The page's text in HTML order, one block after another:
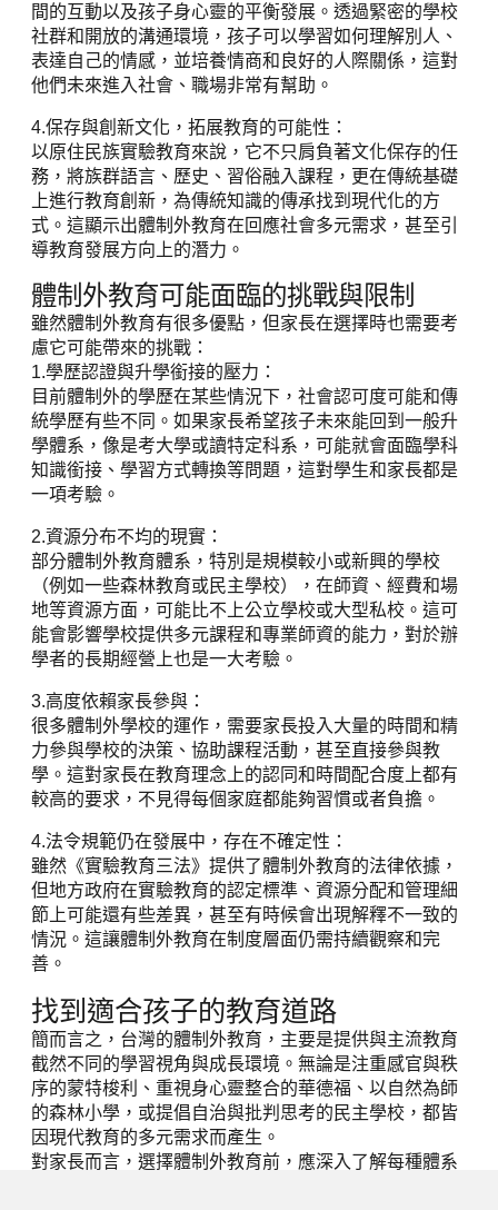
間的互動以及孩子身心靈的平衡發展。透過緊密的學校
社群和開放的溝通環境，孩子可以學習如何理解別人、
表達自己的情感，並培養情商和良好的人際關係，這對
他們未來進入社會、職場非常有幫助。
4.保存與創新文化，拓展教育的可能性：
以原住民族實驗教育來說，它不只肩負著文化保存的任
務，將族群語言、歷史、習俗融入課程，更在傳統基礎
上進行教育創新，為傳統知識的傳承找到現代化的方
式。這顯示出體制外教育在回應社會多元需求，甚至引
導教育發展方向上的潛力。
體制外教育可能面臨的挑戰與限制
雖然體制外教育有很多優點，但家長在選擇時也需要考
慮它可能帶來的挑戰：
1.學歷認證與升學銜接的壓力：
目前體制外的學歷在某些情況下，社會認可度可能和傳
統學歷有些不同。如果家長希望孩子未來能回到一般升
學體系，像是考大學或讀特定科系，可能就會面臨學科
知識銜接、學習方式轉換等問題，這對學生和家長都是
一項考驗。
2.資源分布不均的現實：
部分體制外教育體系，特別是規模較小或新興的學校
（例如一些森林教育或民主學校），在師資、經費和場
地等資源方面，可能比不上公立學校或大型私校。這可
能會影響學校提供多元課程和專業師資的能力，對於辦
學者的長期經營上也是一大考驗。
3.高度依賴家長參與：
很多體制外學校的運作，需要家長投入大量的時間和精
力參與學校的決策、協助課程活動，甚至直接參與教
學。這對家長在教育理念上的認同和時間配合度上都有
較高的要求，不見得每個家庭都能夠習慣或者負擔。
4.法令規範仍在發展中，存在不確定性：
雖然《實驗教育三法》提供了體制外教育的法律依據，
但地方政府在實驗教育的認定標準、資源分配和管理細
節上可能還有些差異，甚至有時候會出現解釋不一致的
情況。這讓體制外教育在制度層面仍需持續觀察和完
善。
找到適合孩子的教育道路
簡而言之，台灣的體制外教育，主要是提供與主流教育
截然不同的學習視角與成長環境。無論是注重感官與秩
序的蒙特梭利、重視身心靈整合的華德福、以自然為師
的森林小學，或提倡自治與批判思考的民主學校，都皆
因現代教育的多元需求而產生。
對家長而言，選擇體制外教育前，應深入了解每種體系